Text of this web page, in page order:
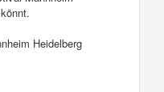
Heidelberg